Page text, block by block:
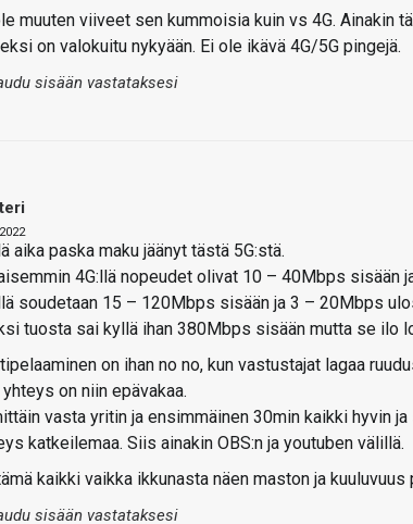
muuten viiveet sen kummoisia kuin vs 4G. Ainakin
on valokuitu nykyään. Ei ole ikävä 4G/5G pingejä.
sisään vastataksesi
aika paska maku jäänyt tästä 5G:stä.
4G:llä nopeudet olivat 10 – 40Mbps sisään
soudetaan 15 – 120Mbps sisään ja 3 – 20Mbps
tuosta sai kyllä ihan 380Mbps sisään mutta se ilo
on ihan no no, kun vastustajat lagaa
yhteys on niin epävakaa.
vasta yritin ja ensimmäinen 30min kaikki hyvin
katkeilemaa. Siis ainakin OBS:n ja youtuben välillä.
kaikki vaikka ikkunasta näen maston ja
sisään vastataksesi